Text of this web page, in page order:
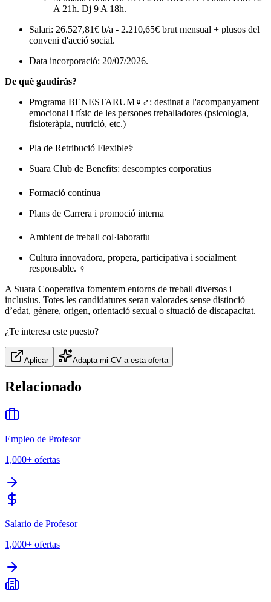
A 21h. Dj 9 A 18h.
Salari: 26.527,81€ b/a - 2.210,65€ brut mensual + plusos del
conveni d'acció social.
Data incorporació: 20/07/2026.
De què gaudiràs?
Programa BENESTARUM‍♀️‍♂️: destinat a l'acompanyament
emocional i físic de les persones treballadores (psicologia,
fisioteràpia, nutrició, etc.)
Pla de Retribució Flexible‍⚕️
Suara Club de Benefits: descomptes corporatius
Formació contínua
Plans de Carrera i promoció interna
Ambient de treball col·laboratiu‍‍
Cultura innovadora, propera, participativa i socialment
responsable. ‍♀️
A Suara Cooperativa fomentem entorns de treball diversos i
inclusius. Totes les candidatures seran valorades sense distinció
d’edat, gènere, origen, orientació sexual o situació de discapacitat.
¿Te interesa este puesto?
Aplicar Adapta mi CV a esta oferta
Relacionado
Empleo de Profesor
1,000+ ofertas
Salario de Profesor
1,000+ ofertas